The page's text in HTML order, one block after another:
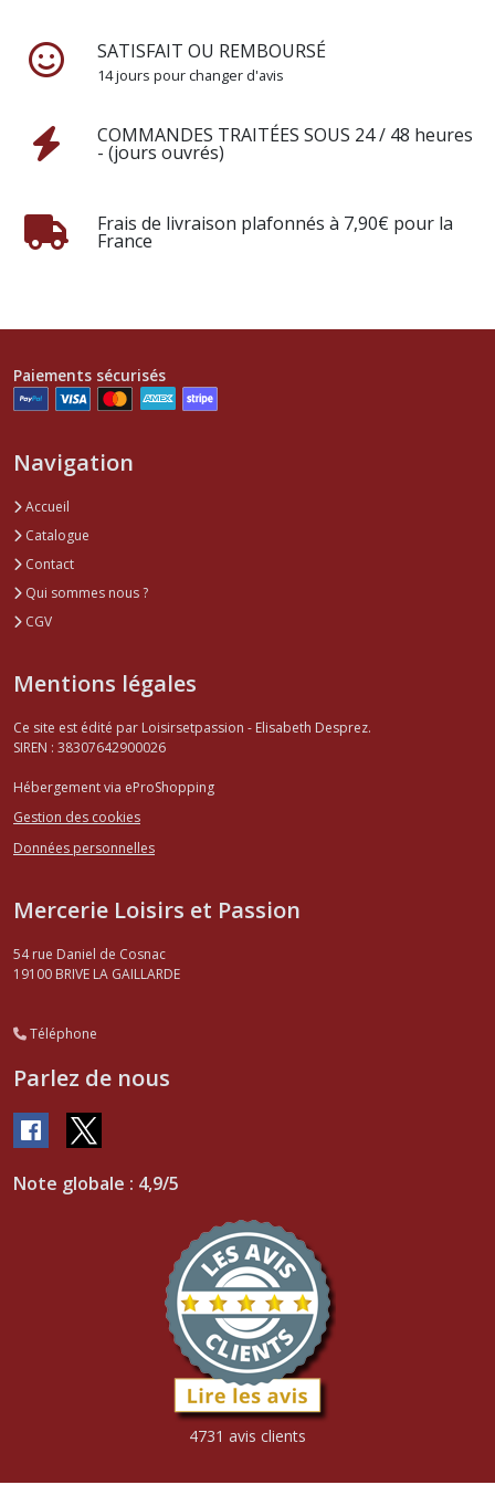
SATISFAIT OU REMBOURSÉ
14 jours pour changer d'avis
COMMANDES TRAITÉES SOUS 24 / 48 heures
- (jours ouvrés)
Frais de livraison plafonnés à 7,90€ pour la
France
Paiements sécurisés
Navigation
Accueil
Catalogue
Contact
Qui sommes nous ?
CGV
Mentions légales
Ce site est édité par Loisirsetpassion - Elisabeth Desprez.
SIREN : 38307642900026
Hébergement via eProShopping
Gestion des cookies
Données personnelles
Mercerie Loisirs et Passion
54 rue Daniel de Cosnac
19100 BRIVE LA GAILLARDE
Téléphone
Parlez de nous
Note globale : 4,9/5
4731 avis clients